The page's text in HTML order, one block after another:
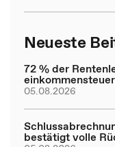
Neueste
72 % der
05.08.2026
bestätigt volle